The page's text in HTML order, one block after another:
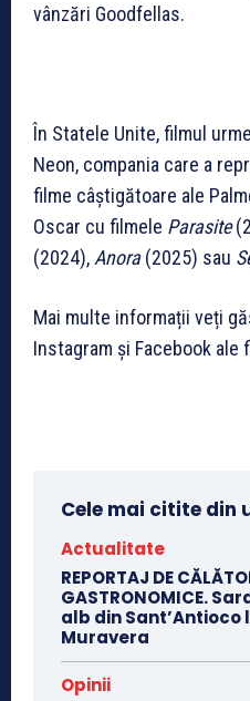
vânzări Goodfellas.
În Statele Unite, filmul
Neon, compania care a
filme câștigătoare ale
Oscar cu filmele Parasite
(2024), Anora(2025) sau
Mai multe informații veți
Instagram și Facebook
Cele mai citite din
Actualitate
REPORTAJ DE
GASTRONOMICE.
alb din
Muravera
Opinii